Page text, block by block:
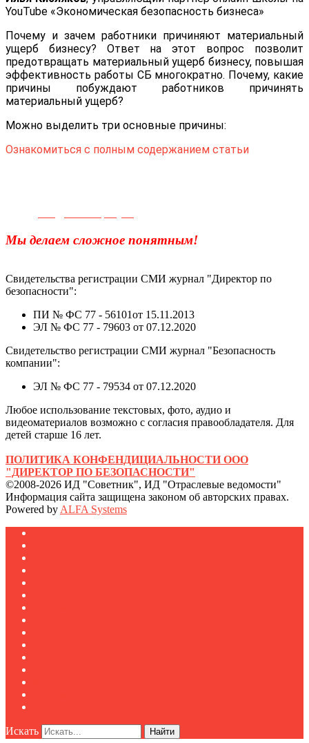
YouTube «Экономическая безопасность бизнеса»
Почему и зачем работники причиняют материальный
ущерб бизнесу? Ответ на этот вопрос позволит
предотвращать материальный ущерб бизнесу, повышая
эффективность работы СБ многократно. Почему, какие
причины побуждают работников причинять
материальный ущерб?
Можно выделить три основные причины:
Ознакомиться с полным содержанием статьи
Мы делаем сложное понятным!
Свидетельства регистрации СМИ журнал "Директор по
безопасности":
ПИ № ФС 77 - 56101от 15.11.2013
ЭЛ № ФС 77 - 79603 от 07.12.2020
Свидетельство регистрации СМИ журнал "Безопасность
компании":
ЭЛ № ФС 77 - 79534 от 07.12.2020
Любое использование текстовых, фото, аудио и
видеоматериалов возможно с согласия правообладателя. Для
детей старше 16 лет.
ПОЛИТИКА КОНФЕНДИЦИАЛЬНОСТИ ООО
"ДИРЕКТОР ПО БЕЗОПАСНОСТИ"
©2008-2026 ИД "Советник", ИД "Отраслевые ведомости"
Информация сайта защищена законом об авторских правах.
Powered by ALFA Systems
Искать Найти